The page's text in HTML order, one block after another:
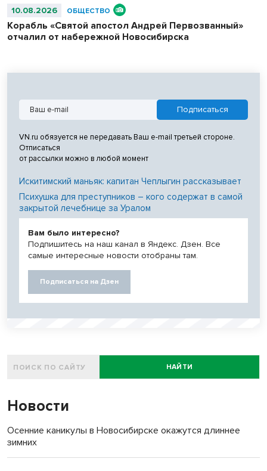
10.08.2026 ОБЩЕСТВО
Корабль «Святой апостол Андрей Первозванный»
отчалил от набережной Новосибирска
VN.ru обязуется не передавать Ваш e-mail третьей стороне.
Отписаться
от рассылки можно в любой момент
Искитимский маньяк: капитан Чеплыгин рассказывает
Психушка для преступников – кого содержат в самой
закрытой лечебнице за Уралом
Вам было интересно?
Подпишитесь на наш канал в Яндекс. Дзен. Все
самые интересные новости отобраны там.
Подписаться на Дзен
НАЙТИ
Новости
Осенние каникулы в Новосибирске окажутся длиннее
зимних